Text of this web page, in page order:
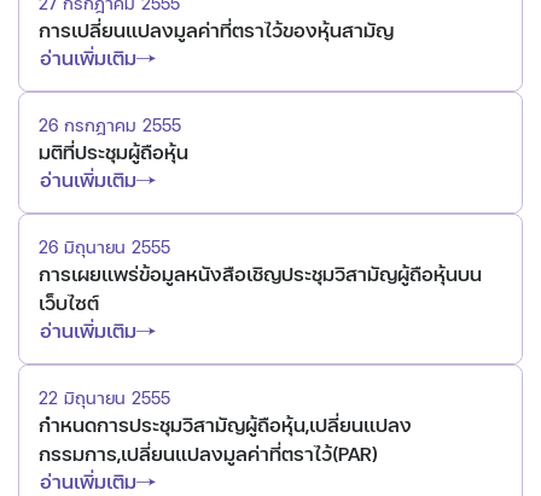
การเปลี่ยนแปลงมูลค่าที่ตราไว้ของหุ้นสามัญ
อ่านเพิ่มเติม
26 กรกฎาคม 2555
มติที่ประชุมผู้ถือหุ้น
อ่านเพิ่มเติม
26 มิถุนายน 2555
การเผยแพร่ข้อมูลหนังสือเชิญประชุมวิสามัญผู้ถือหุ้นบน
เว็บไซต์
อ่านเพิ่มเติม
22 มิถุนายน 2555
กำหนดการประชุมวิสามัญผู้ถือหุ้น,เปลี่ยนแปลง
กรรมการ,เปลี่ยนแปลงมูลค่าที่ตราไว้(PAR)
อ่านเพิ่มเติม